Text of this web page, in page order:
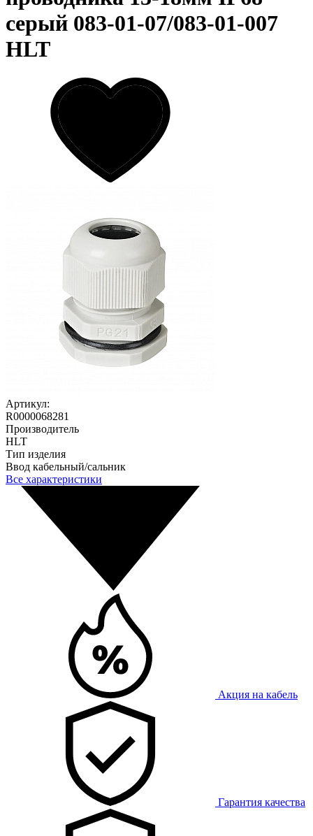
серый 083-01-07/083-01-007
HLT
Артикул:
R0000068281
Производитель
HLT
Тип изделия
Ввод кабельный/сальник
Все характеристики
Акция на кабель
Гарантия качества